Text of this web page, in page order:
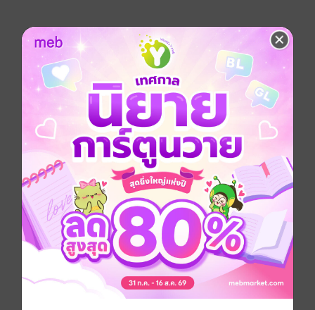
เดินทางมาถึง เล่ม 4แล้วนะครับ ถึงคนดูจะน้อย ผมก็สู้ตาย
ครับ ในเล่มยังอบอวลไปด้วยแก๊กมนตด.ที่มาบุกโลก จับ
มนุษย์ไปทดลอง สนุกมันฮาแค่ไหน ถามใจเธอดู
ประเภทไฟล์
วันที่วางขาย 10 สิงหาคม 2565
ความยาว 23 หน้า
ราคาปก 50 บาท
เรื่องที่คุณน่าจะสนใจ